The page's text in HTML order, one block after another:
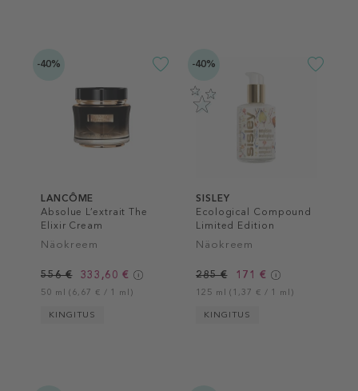
-40%
LANCÔME
Absolue L’extrait The
Elixir Cream
Näokreem
556 € 333,60 €
50 ml (6,67 € / 1 ml)
KINGITUS
-40%
SISLEY
Ecological Compound
Limited Edition
Näokreem
285 € 171 €
125 ml (1,37 € / 1 ml)
KINGITUS